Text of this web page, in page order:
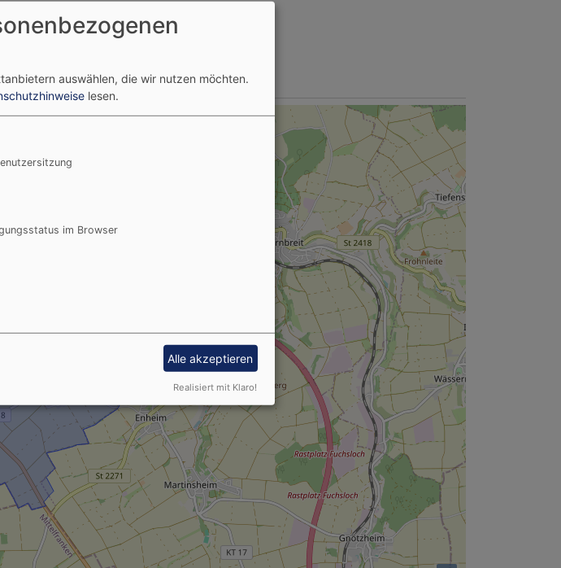
auswählen, die wir nutzen möchten.
lesen.
im Browser
Alle akzeptieren
Realisiert mit Klaro!